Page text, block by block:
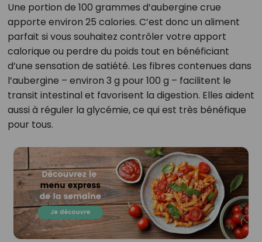
Une portion de 100 grammes d’aubergine crue
apporte environ 25 calories. C’est donc un aliment
parfait si vous souhaitez contrôler votre apport
calorique ou perdre du poids tout en bénéficiant
d’une sensation de satiété. Les fibres contenues dans
l’aubergine – environ 3 g pour 100 g – facilitent le
transit intestinal et favorisent la digestion. Elles aident
aussi à réguler la glycémie, ce qui est très bénéfique
pour tous.